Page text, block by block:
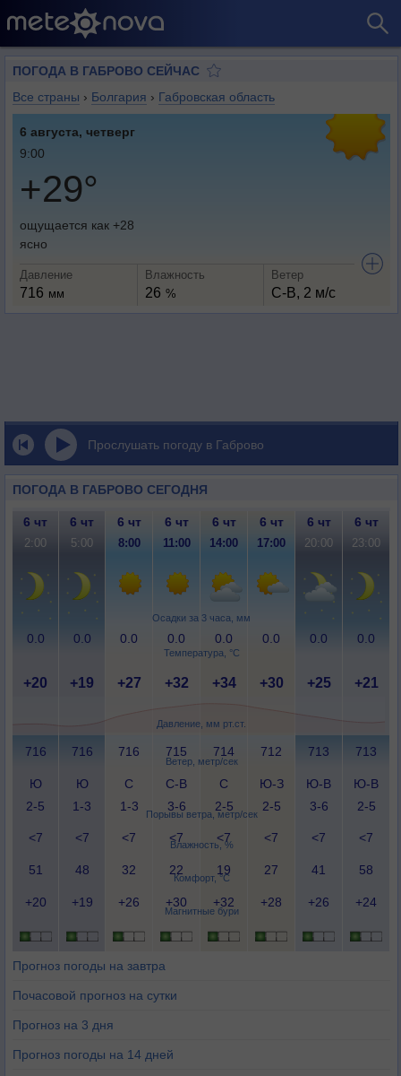
ПОГОДА В ГАБРОВО СЕЙЧАС
Все страны › Болгария › Габровская область
6 августа, четверг
9:00
+29°
ощущается как +28
ясно
Давление
716 мм
Влажность
26 %
Ветер
С-В, 2 м/с
Прослушать погоду в Габрово
ПОГОДА В ГАБРОВО СЕГОДНЯ
Осадки за 3 часа, мм
Температура, °C
Давление, мм рт.ст.
Ветер, метр/сек
Порывы ветра, метр/сек
Влажность, %
Комфорт, °C
Магнитные бури
6 чт 6 чт 6 чт 6 чт 6 чт 6 чт 6 чт 6 чт
2:00 5:00 8:00 11:00 14:00 17:00 20:00 23:00
0.0 0.0 0.0 0.0 0.0 0.0 0.0 0.0
+20 +19 +27 +32 +34 +30 +25 +21
716 716 716 715 714 712 713 713
Ю
2-5
Ю
1-3
С
1-3
С-В
3-6
С
2-5
Ю-З
2-5
Ю-В
3-6
Ю-В
2-5
<7 <7 <7 <7 <7 <7 <7 <7
51 48 32 22 19 27 41 58
+20 +19 +26 +30 +32 +28 +26 +24
Прогноз погоды на завтра
Почасовой прогноз на сутки
Прогноз на 3 дня
Прогноз погоды на 14 дней